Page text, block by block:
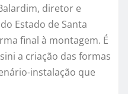
diretor e
Estado de Santa
final à montagem. É
a criação das formas
instalação que